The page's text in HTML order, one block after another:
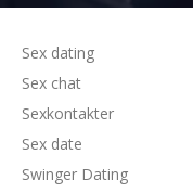
Sex dating
Sex chat
Sexkontakter
Sex date
Swinger Dating